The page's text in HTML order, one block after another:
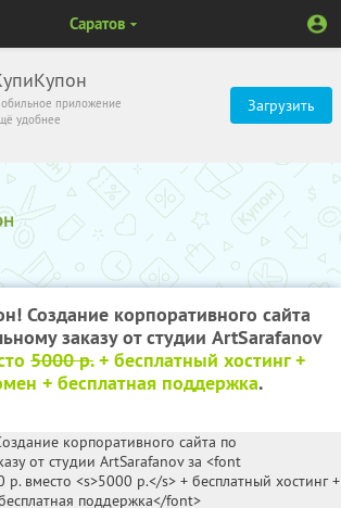
приложение
удобнее
Загрузить
Саратов
Создание корпоративного сайта
заказу от студии ArtSarafanov
5000 р.+ бесплатный хостинг +
+ бесплатная поддержка.